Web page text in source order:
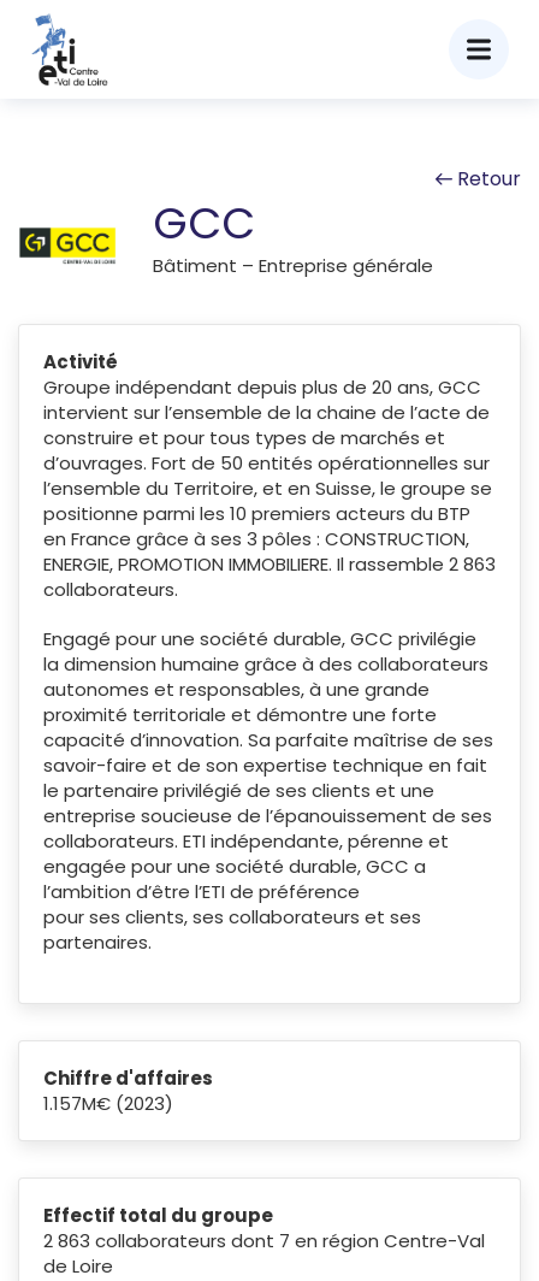
Retour
GCC
Bâtiment – Entreprise générale
Activité
Groupe indépendant depuis plus de 20 ans, GCC
intervient sur l’ensemble de la chaine de l’acte de
construire et pour tous types de marchés et
d’ouvrages. Fort de 50 entités opérationnelles sur
l’ensemble du Territoire, et en Suisse, le groupe se
positionne parmi les 10 premiers acteurs du BTP
en France grâce à ses 3 pôles : CONSTRUCTION,
ENERGIE, PROMOTION IMMOBILIERE. Il rassemble 2 863
collaborateurs.
Engagé pour une société durable, GCC privilégie
la dimension humaine grâce à des collaborateurs
autonomes et responsables, à une grande
proximité territoriale et démontre une forte
capacité d’innovation. Sa parfaite maîtrise de ses
savoir-faire et de son expertise technique en fait
le partenaire privilégié de ses clients et une
entreprise soucieuse de l’épanouissement de ses
collaborateurs. ETI indépendante, pérenne et
engagée pour une société durable, GCC a
l’ambition d’être l’ETI de préférence
pour ses clients, ses collaborateurs et ses
partenaires.
Chiffre d'affaires
1.157M€ (2023)
Effectif total du groupe
2 863 collaborateurs dont 7 en région Centre-Val
de Loire